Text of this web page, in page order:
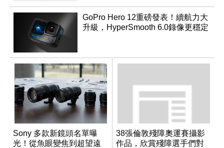
GoPro Hero 12重磅發表！續航力大
升級，HyperSmooth 6.0錄像更穩定
Sony 多款新鏡頭名單曝
光！從魚眼變焦到超望遠
38張倫敦殘障奧運賽攝影
作品，欣賞殘障選手們對